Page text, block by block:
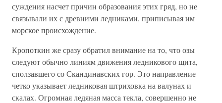
суждения насчет причин образования этих гряд, но не
связывали их с древними ледниками, приписывая им
морское происхождение.
Кропоткин же сразу обратил внимание на то, что озы
следуют обычно линиям движения ледникового щита,
сползавшего со Скандинавских гор. Это направление
четко указывает ледниковая штриховка на валунах и
скалах. Огромная ледяная масса текла, совершенно не